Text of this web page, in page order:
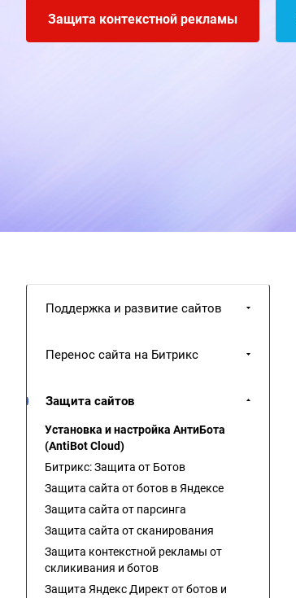
Защита контекстной рекламы
Поддержка и развитие сайтов
Перенос сайта на Битрикс
Защита сайтов
Установка и настройка АнтиБота
(AntiBot Cloud)
Битрикс: Защита от Ботов
Защита сайта от ботов в Яндексе
Защита сайта от парсинга
Защита сайта от сканирования
Защита контекстной рекламы от
скликивания и ботов
Защита Яндекс Директ от ботов и